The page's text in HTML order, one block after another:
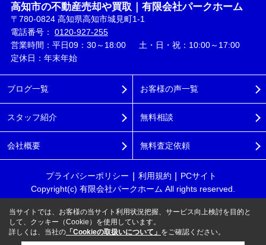
高知市の不動産売却や買取｜有限会社パークホーム
〒780-0824 高知県高知市城見町1-1
電話番号： 0120-927-255
営業時間：平日09：30～18:00 土・日・祝：10:00～17:00
定休日：年末年始
ブログ一覧
スタッフ紹介
会社概要
お客様の声一覧
無料相談
無料査定依頼
プライバシーポリシー 利用規約
PCサイト
Copyright(c) 有限会社パークホーム All rights reserved.
当サイトでは、お客様の当サイト利用状況把握、サービス向上検討を目的と
して、クッキー（Cookie）を使用しています。
詳しくは、当社の 「Cookieの取扱いについて」 をご確認ください。